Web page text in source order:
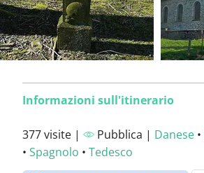
Informazioni sull'itinerario
377 visite | Pubblica | Danese •
• Spagnolo • Tedesco